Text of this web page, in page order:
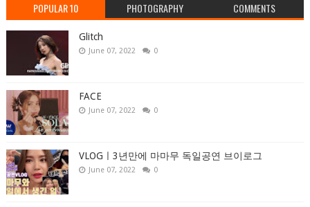
POPULAR 10 PHOTOGRAPHY COMMENTS
Glitch
June 07, 2022 0
FACE
June 07, 2022 0
VLOGㅣ3년만에 마마무 독일공연 브이로그
June 07, 2022 0